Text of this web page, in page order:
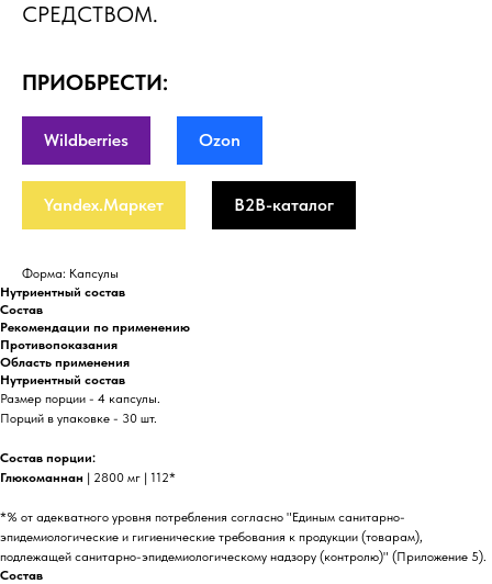
СРЕДСТВОМ.
ПРИОБРЕСТИ:
Wildberries Ozon
Yandex.Маркет B2B-каталог
Форма: Капсулы
Нутриентный состав
Состав
Рекомендации по применению
Противопоказания
Область применения
Нутриентный состав
Размер порции - 4 капсулы.
Порций в упаковке - 30 шт.
Состав порции:
Глюкоманнан | 2800 мг | 112*
*% от адекватного уровня потребления согласно "Единым санитарно-
эпидемиологические и гигиенические требования к продукции (товарам),
подлежащей санитарно-эпидемиологическому надзору (контролю)" (Приложение 5).
Состав